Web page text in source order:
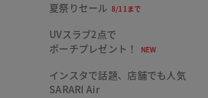
夏祭りセール 8/11まで
UVスラブ2点で
ポーチプレゼント！
NEW
インスタで話題、店舗でも人気
SARARI Air